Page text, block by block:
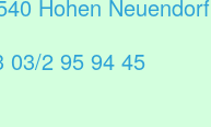
Hohen Neuendorf
03/2 95 94 45